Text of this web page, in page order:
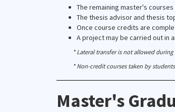
The remaining master's
The thesis advisor and thesis
Once course credits are
A project may be carried out in
* Lateral transfer is not allowed during
* Non-credit courses taken by
Master's